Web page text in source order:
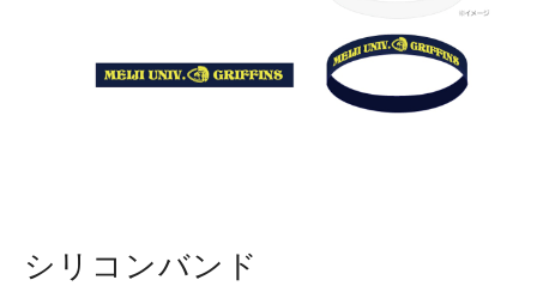
シリコンバンド